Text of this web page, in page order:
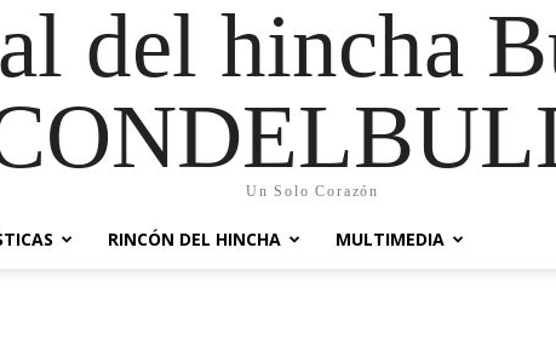
del hincha
Un Solo Corazón
RINCÓN DEL HINCHA MULTIMEDIA